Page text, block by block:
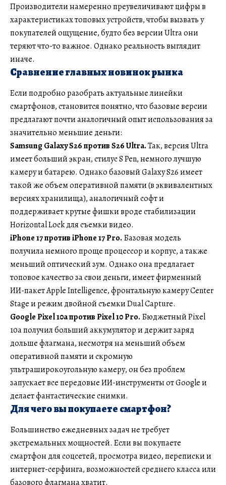
Производители намеренно преувеличивают цифры в
характеристиках топовых устройств, чтобы вызвать у
покупателей ощущение, будто без версии Ultra они
теряют что-то важное. Однако реальность выглядит
иначе.
Сравнение главных новинок рынка
Если подробно разобрать актуальные линейки
смартфонов, становится понятно, что базовые версии
предлагают почти аналогичный опыт использования за
значительно меньшие деньги:
Samsung Galaxy S26 против S26 Ultra.Так, версия Ultra
имеет больший экран, стилус S Pen, немного лучшую
камеру и батарею. Однако базовый Galaxy S26 имеет
такой же объем оперативной памяти (в эквивалентных
версиях хранилища), аналогичный софт и
поддерживает крутые фишки вроде стабилизации
Horizontal Lock для съемки видео.
iPhone 17 против iPhone 17 Pro. Базовая модель
получила немного проще процессор и корпус, а также
меньший оптический зум. Однако она предлагает
топовое качество за свои деньги, имеет фирменный
ИИ-пакет Apple Intelligence, фронтальную камеру Center
Stage и режим двойной съемки Dual Capture.
Google Pixel 10a против Pixel 10 Pro. Бюджетный Pixel
10a получил больший аккумулятор и держит заряд
дольше флагмана, несмотря на меньший объем
оперативной памяти и скромную
ультраширокоугольную камеру, он без проблем
запускает все передовые ИИ-инструменты от Google и
делает фантастические снимки.
Для чего вы покупаете смартфон?
Большинство ежедневных задач не требует
экстремальных мощностей. Если вы покупаете
смартфон для соцсетей, просмотра видео, переписки и
интернет-серфинга, возможностей среднего класса или
базового флагмана хватит.